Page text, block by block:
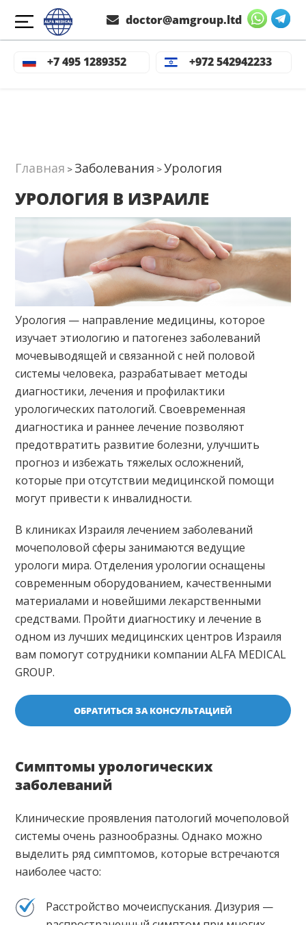
+7 495 1289352 +972 542942233
doctor@amgroup.ltd
Главная > Заболевания >Урология
УРОЛОГИЯ В ИЗРАИЛЕ
Урология — направление медицины, которое
изучает этиологию и патогенез заболеваний
мочевыводящей и связанной с ней половой
системы человека, разрабатывает методы
диагностики, лечения и профилактики
урологических патологий. Своевременная
диагностика и раннее лечение позволяют
предотвратить развитие болезни, улучшить
прогноз и избежать тяжелых осложнений,
которые при отсутствии медицинской помощи
могут привести к инвалидности.
В клиниках Израиля лечением заболеваний
мочеполовой сферы занимаются ведущие
урологи мира. Отделения урологии оснащены
современным оборудованием, качественными
материалами и новейшими лекарственными
средствами. Пройти диагностику и лечение в
одном из лучших медицинских центров Израиля
вам помогут сотрудники компании ALFA MEDICAL
GROUP.
ОБРАТИТЬСЯ ЗА КОНСУЛЬТАЦИЕЙ
Симптомы урологических
заболеваний
Клинические проявления патологий мочеполовой
системы очень разнообразны. Однако можно
выделить ряд симптомов, которые встречаются
наиболее часто:
Расстройство мочеиспускания. Дизурия —